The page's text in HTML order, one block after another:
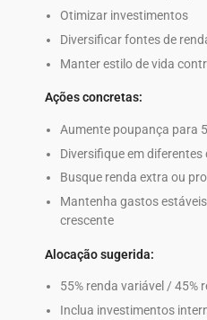
Otimizar investimentos
Diversificar fontes de
Manter estilo de vida
Ações concretas:
Aumente poupança para
Diversifique em
Busque renda extra ou
Mantenha gastos
crescente
Alocação sugerida:
55% renda variável / 45%
Inclua investimentos